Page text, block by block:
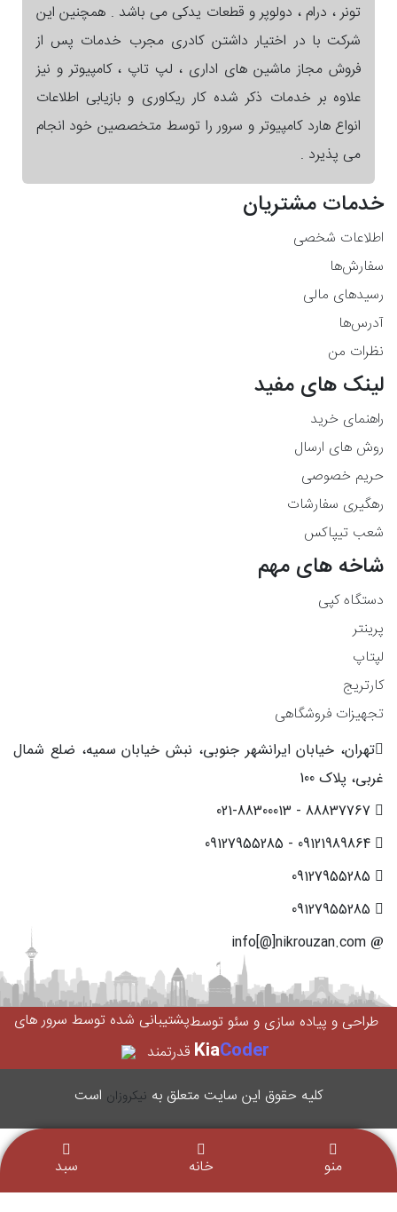
تونر ، درام ، دولوپر و قطعات یدکی می باشد . همچنین این
شرکت با در اختیار داشتن کادری مجرب خدمات پس از
فروش مجاز ماشین های اداری ، لپ تاپ ، کامپیوتر و نیز
علاوه بر خدمات ذکر شده کار ریکاوری و بازیابی اطلاعات
انواع هارد کامپیوتر و سرور را توسط متخصصین خود انجام
می پذیرد .
خدمات مشتریان
اطلاعات شخصی
سفارش‌ها
رسیدهای مالی
آدرس‌ها
نظرات من
لینک های مفید
راهنمای خرید
روش های ارسال
حریم خصوصی
رهگیری سفارشات
شعب تیپاکس
شاخه های مهم
دستگاه کپی
پرینتر
لپتاپ
کارتریج
تجهیزات فروشگاهی
تهران، خیابان ایرانشهر جنوبی، نبش خیابان سمیه، ضلع شمال
غربی، پلاک 100
طراحی و پیاده سازی و سئو توسط
KiaCoder
پشتیبانی شده توسط سرور های
قدرتمند
کليه حقوق اين سایت متعلق به نیکروزان است
منو خانه سبد